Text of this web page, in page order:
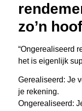
zo’n
“Ongerealiseerd
het is eigenlijk
Gerealiseerd: Je
je rekening.
Ongerealiseerd: